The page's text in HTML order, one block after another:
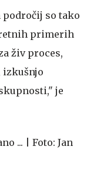
so tako
primerih
živ proces,
izkušnjo
je